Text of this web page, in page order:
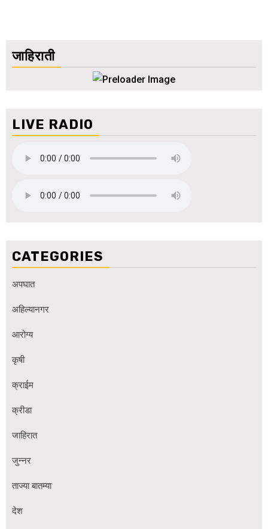
जाहिराती
LIVE RADIO
CATEGORIES
अपघात
अहिल्यानगर
आरोग्य
कृषी
क्राईम
क्रीडा
जाहिरात
जुन्नर
ताज्या बातम्या
देश